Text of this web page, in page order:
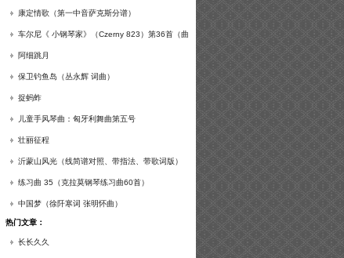
康定情歌（第一中音萨克斯分谱）
车尔尼《 小钢琴家》（Czerny 823）第36首（曲
谱及练习提示）
阿细跳月
保卫钓鱼岛（丛永辉 词曲）
捉蚂蚱
儿童手风琴曲：匈牙利舞曲第五号
壮丽征程
沂蒙山风光（线简谱对照、带指法、带歌词版）
练习曲 35（克拉莫钢琴练习曲60首）
中国梦（徐阡寒词 张明怀曲）
热门文章：
长长久久